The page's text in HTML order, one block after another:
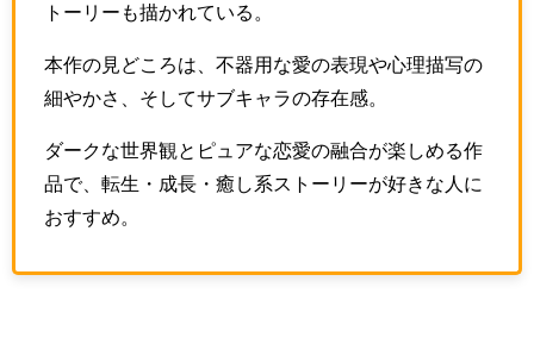
トーリーも描かれている。
本作の見どころは、不器用な愛の表現や心理描写の
細やかさ、そしてサブキャラの存在感。
ダークな世界観とピュアな恋愛の融合が楽しめる作
品で、転生・成長・癒し系ストーリーが好きな人に
おすすめ。